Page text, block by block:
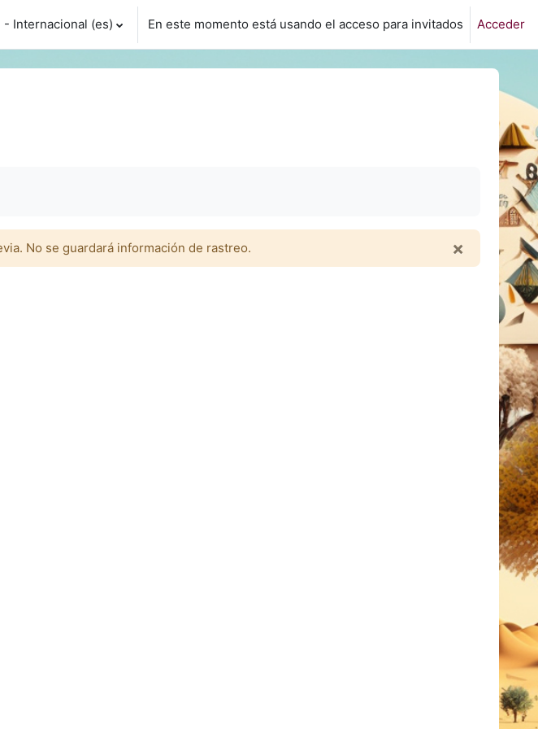
- Internacional ‎(es)‎ En este momento está usando el acceso para invitados Acceder
No se guardará información de rastreo. ×